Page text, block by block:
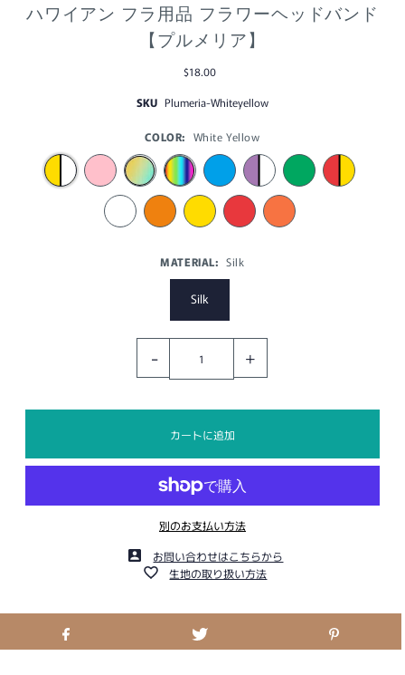
ハワイアン フラ用品 フラワーヘッドバンド
【プルメリア】
$18.00
SKU Plumeria-Whiteyellow
COLOR: White Yellow
MATERIAL: Silk
Silk
- +
別のお支払い方法
お問い合わせはこちらから
生地の取り扱い方法